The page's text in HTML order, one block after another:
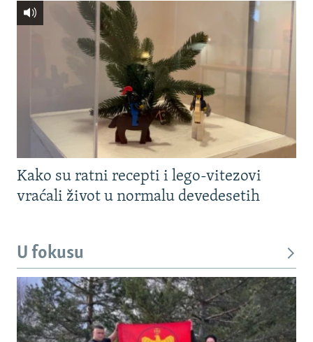
Kako su ratni recepti i lego-vitezovi
vraćali život u normalu devedesetih
U fokusu